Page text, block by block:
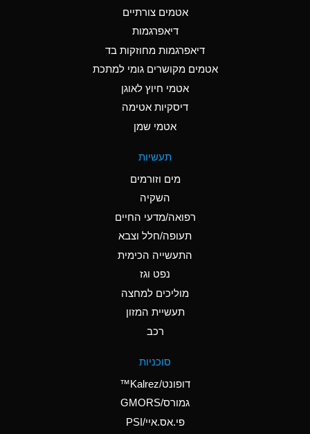
Ammonia Anhydrous
C
Ammonia Gas (cold)
A
Ammonia Gas (hot)
Ammonium Hydroxide
A
Ammonium Nitrate
Ammonium Nitrite
Ammonium Persulfate
Ammonium Phosphate
A
אטמים צורתיים
דיאפרגמות
דיאפרגמות מחוזקות בד
אטמים מקושרים גומי למתכת
אטמי חיוץ לאוגן
דיסקיות אטימה
אטמי שמן
תעשיות
מים וזורמים
השקיה
רפואה/מדעי החיים
תעופה/חלל וצבא
התעשייה הכימית
נפט וגז
מוליכים למחצה
תעשיית המזון
רכב
סוכניות
דופונט/Kalrez™
גמורס/GMORS
פי.אס.איי/PSI